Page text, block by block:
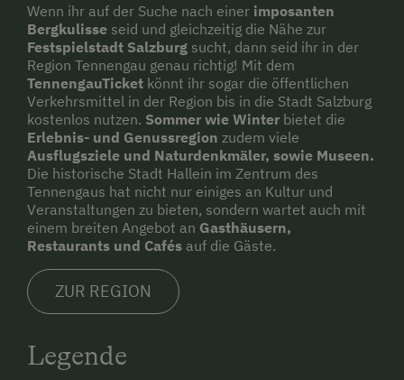
Wenn ihr auf der Suche nach einer imposanten
Bergkulisse seid und gleichzeitig die Nähe zur
Festspielstadt Salzburg sucht, dann seid ihr in der
Region Tennengau genau richtig! Mit dem
TennengauTicket könnt ihr sogar die öffentlichen
Verkehrsmittel in der Region bis in die Stadt Salzburg
kostenlos nutzen. Sommer wie Winter bietet die
Erlebnis- und Genussregion zudem viele
Ausflugsziele und Naturdenkmäler, sowie Museen.
Die historische Stadt Hallein im Zentrum des
Tennengaus hat nicht nur einiges an Kultur und
Veranstaltungen zu bieten, sondern wartet auch mit
einem breiten Angebot an Gasthäusern,
Restaurants und Cafés auf die Gäste.
ZUR REGION
Legende